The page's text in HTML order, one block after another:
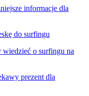
informacje dla
do surfingu
wiedzieć o surfingu na
prezent dla